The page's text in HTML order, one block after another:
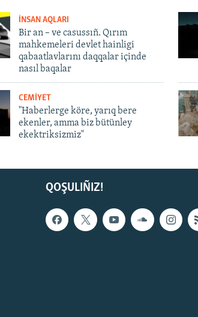
İNSAN AQLARI
Bir an – ve casussıñ. Qırım
mahkemeleri devlet hainligi
qabaatlavlarını daqqalar içinde
nasıl baqalar
CEMİYET
"Haberlerge köre, yarıq bere
ekenler, amma biz bütünley
ekektriksizmiz"
QOŞULIÑIZ!